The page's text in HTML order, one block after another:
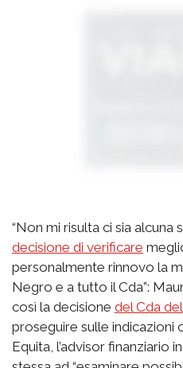
“Non mi risulta ci sia alcuna
decisione di verificare
personalmente rinnovo la
Negro e a tutto il Cda”:
così la decisione del Cda
proseguire sulle indicazioni
Equita, l’advisor finanziario